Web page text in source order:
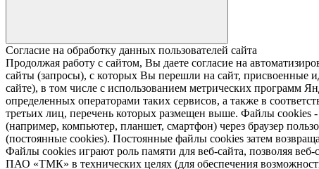
Согласие на обработку данных пользователей сайта
Продолжая работу с сайтом, Вы даете согласие на
сайты (запросы), с которых Вы перешли на сайт, присвоенные
сайте), в том числе с использованием метрических программ
определенных операторами таких сервисов, а также в
третьих лиц, перечень которых размещен выше. Файлы cookies
(например, компьютер, планшет, смартфон) через браузер
(постоянные cookies). Постоянные файлы cookies затем
Файлы cookies играют роль памяти для веб-сайта, позволяя
ПАО «ТМК» в технических целях (для обеспечения